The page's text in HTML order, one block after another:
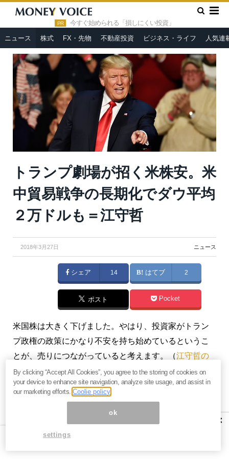
PR 今すぐ始められる「損しにくい投資」
ニュース 株式 FX・先物 不動産投資 ビジネス・ライフ 人気連
HOME » ニュース »
トランプ劇場が招く米株安。米中貿易戦争
の長期化でダウ平均２万ドルも＝江守哲
トランプ劇場が招く米株安。米
中貿易戦争の長期化でダウ平均
２万ドルも＝江守哲
2018年3月27日 ニュース
シェア 14 はてブ 2
ポスト Pocket
米国株は大きく下げました。やはり、投資家がトラン
プ政権の政策にかなり不安を持ち始めているというこ
とが、売りにつながっていると考えます。（江守哲の
「投資の哲人」～ヘッジファンド投資戦略のすべて）
本記事は『江守哲の「投資の哲人」～ヘッジファンド
』2018年3月26日号の一部抜粋で
す。全文にご興味をお持ちの方はぜひこの機会に、
月分すべて無料のお試し購読
×
By clicking “Accept All Cookies”, you agree to the storing of cookies on
your device to enhance site navigation, analyze site usage, and assist in
our marketing efforts.Coolie policy
ok
settings